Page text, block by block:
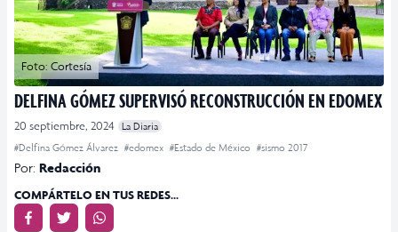
Foto: Cortesía
DELFINA GÓMEZ SUPERVISÓ RECONSTRUCCIÓN EN EDOMEX
20 septiembre, 2024
La Diaria
#Delfina Gómez Álvarez #edomex #Estado de México #sismo 2017
Por: Redacción
COMPÁRTELO EN TUS REDES...